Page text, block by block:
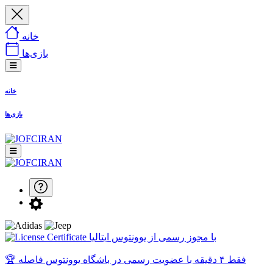
خانه
بازی‌ها
خانه
بازی‌ها
با مجوز رسمی از یوونتوس ایتالیا
🏆 فقط ۴ دقیقه با عضویت رسمی در باشگاه یوونتوس فاصله